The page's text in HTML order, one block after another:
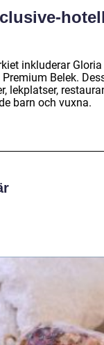
inkluderar
Belek.
lekplatser,
barn och vuxna.